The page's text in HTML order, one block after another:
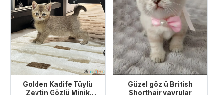
Golden Kadife Tüylü
Zeytin Gözlü Minik
Güzel gözlü British
Shorthair yavrular